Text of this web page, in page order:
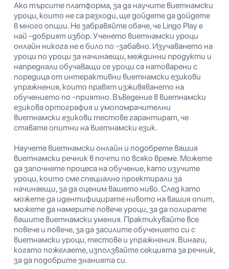
Ако търсите платформа, за да научите виетнамски
уроци, които не са разходи, ще дойдете да дойдете
в много опции. Не забравяйте обаче, че Lingo Play е
най -добрият избор. Ученето виетнамски уроци
онлайн никога не е било по -забавно. Изучаването на
уроци по уроци за начинаещи, междинни продукти и
напреднали обучаващи се уроци са натоварени с
поредица от интерактивни виетнамски езикови
упражнения, които правят изживяването на
обучението по -приятно. Въведение в виетнамски
езикова ортография и умопомрачителни
виетнамски езикови тестове гарантират, че
ставате опитни на виетнамски език.
Научете виетнамски онлайн и подобрете вашия
виетнамски речник в почти по всяко време. Можете
да започнете процеса на обучение, като изучите
уроци, които сме специално проектирали за
начинаещи, за да оценим вашето ниво. След като
можете да идентифицирате нивото на вашия опит,
можете да намерите повече уроци, за да полирате
вашите виетнамски умения. Практикувайте все
повече и повече, за да засилите обучението си с
виетнамски уроци, тестове и упражнения. Винаги,
когато пожелаете, използвайте секцията за речник,
за да подобрите знанията си.